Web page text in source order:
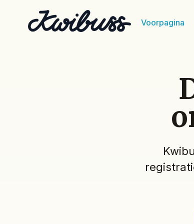
Voorpagina